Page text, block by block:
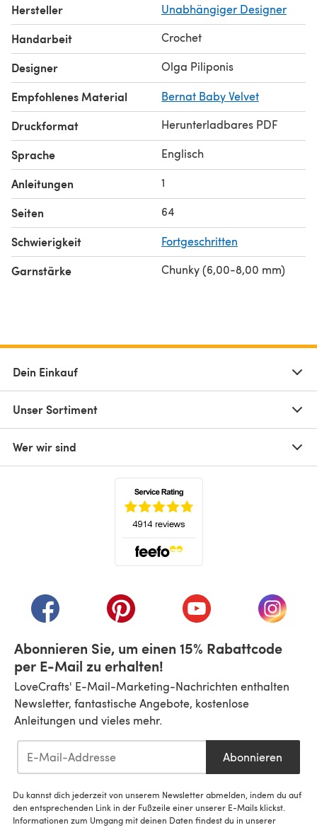
· marker
· yarn cutter or sharp scissors
Abbreviations:
mr - magic ring
ch – chain stitch
sc – single crochet
inc- increase
dec- decrease
sl st- slip stitch
r= rounds(s)
(…)*- repeat the space on brackets the given number of
times
Hersteller Unabhängiger Designer
Handarbeit Crochet
Designer Olga Piliponis
Empfohlenes Material Bernat Baby Velvet
Druckformat Herunterladbares PDF
Sprache Englisch
Anleitungen 1
Seiten 64
Schwierigkeit Fortgeschritten
Garnstärke Chunky (6,00-8,00 mm)
Dein Einkauf
Unser Sortiment
Wer wir sind
(öffnet sich in einem neuen Tab)
(öffnet sich in einem neuen Tab)
(öffnet sich in einem
(öffnet
Abonnieren Sie, um einen 15% Rabattcode
per E-Mail zu erhalten!
LoveCrafts' E-Mail-Marketing-Nachrichten enthalten
Newsletter, fantastische Angebote, kostenlose
Anleitungen und vieles mehr.
Abonnieren
Du kannst dich jederzeit von unserem Newsletter abmelden, indem du auf
den entsprechenden Link in der Fußzeile einer unserer E-Mails klickst.
Informationen zum Umgang mit deinen Daten findest du in unserer